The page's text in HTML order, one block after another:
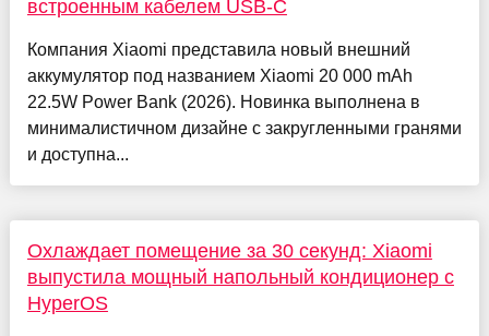
встроенным кабелем USB-C
Компания Xiaomi представила новый внешний
аккумулятор под названием Xiaomi 20 000 mAh
22.5W Power Bank (2026). Новинка выполнена в
минималистичном дизайне с закругленными гранями
и доступна...
Охлаждает помещение за 30 секунд: Xiaomi
выпустила мощный напольный кондиционер с
HyperOS